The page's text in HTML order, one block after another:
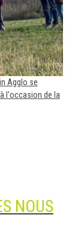
Agglo se
l'occasion de la
NOUS